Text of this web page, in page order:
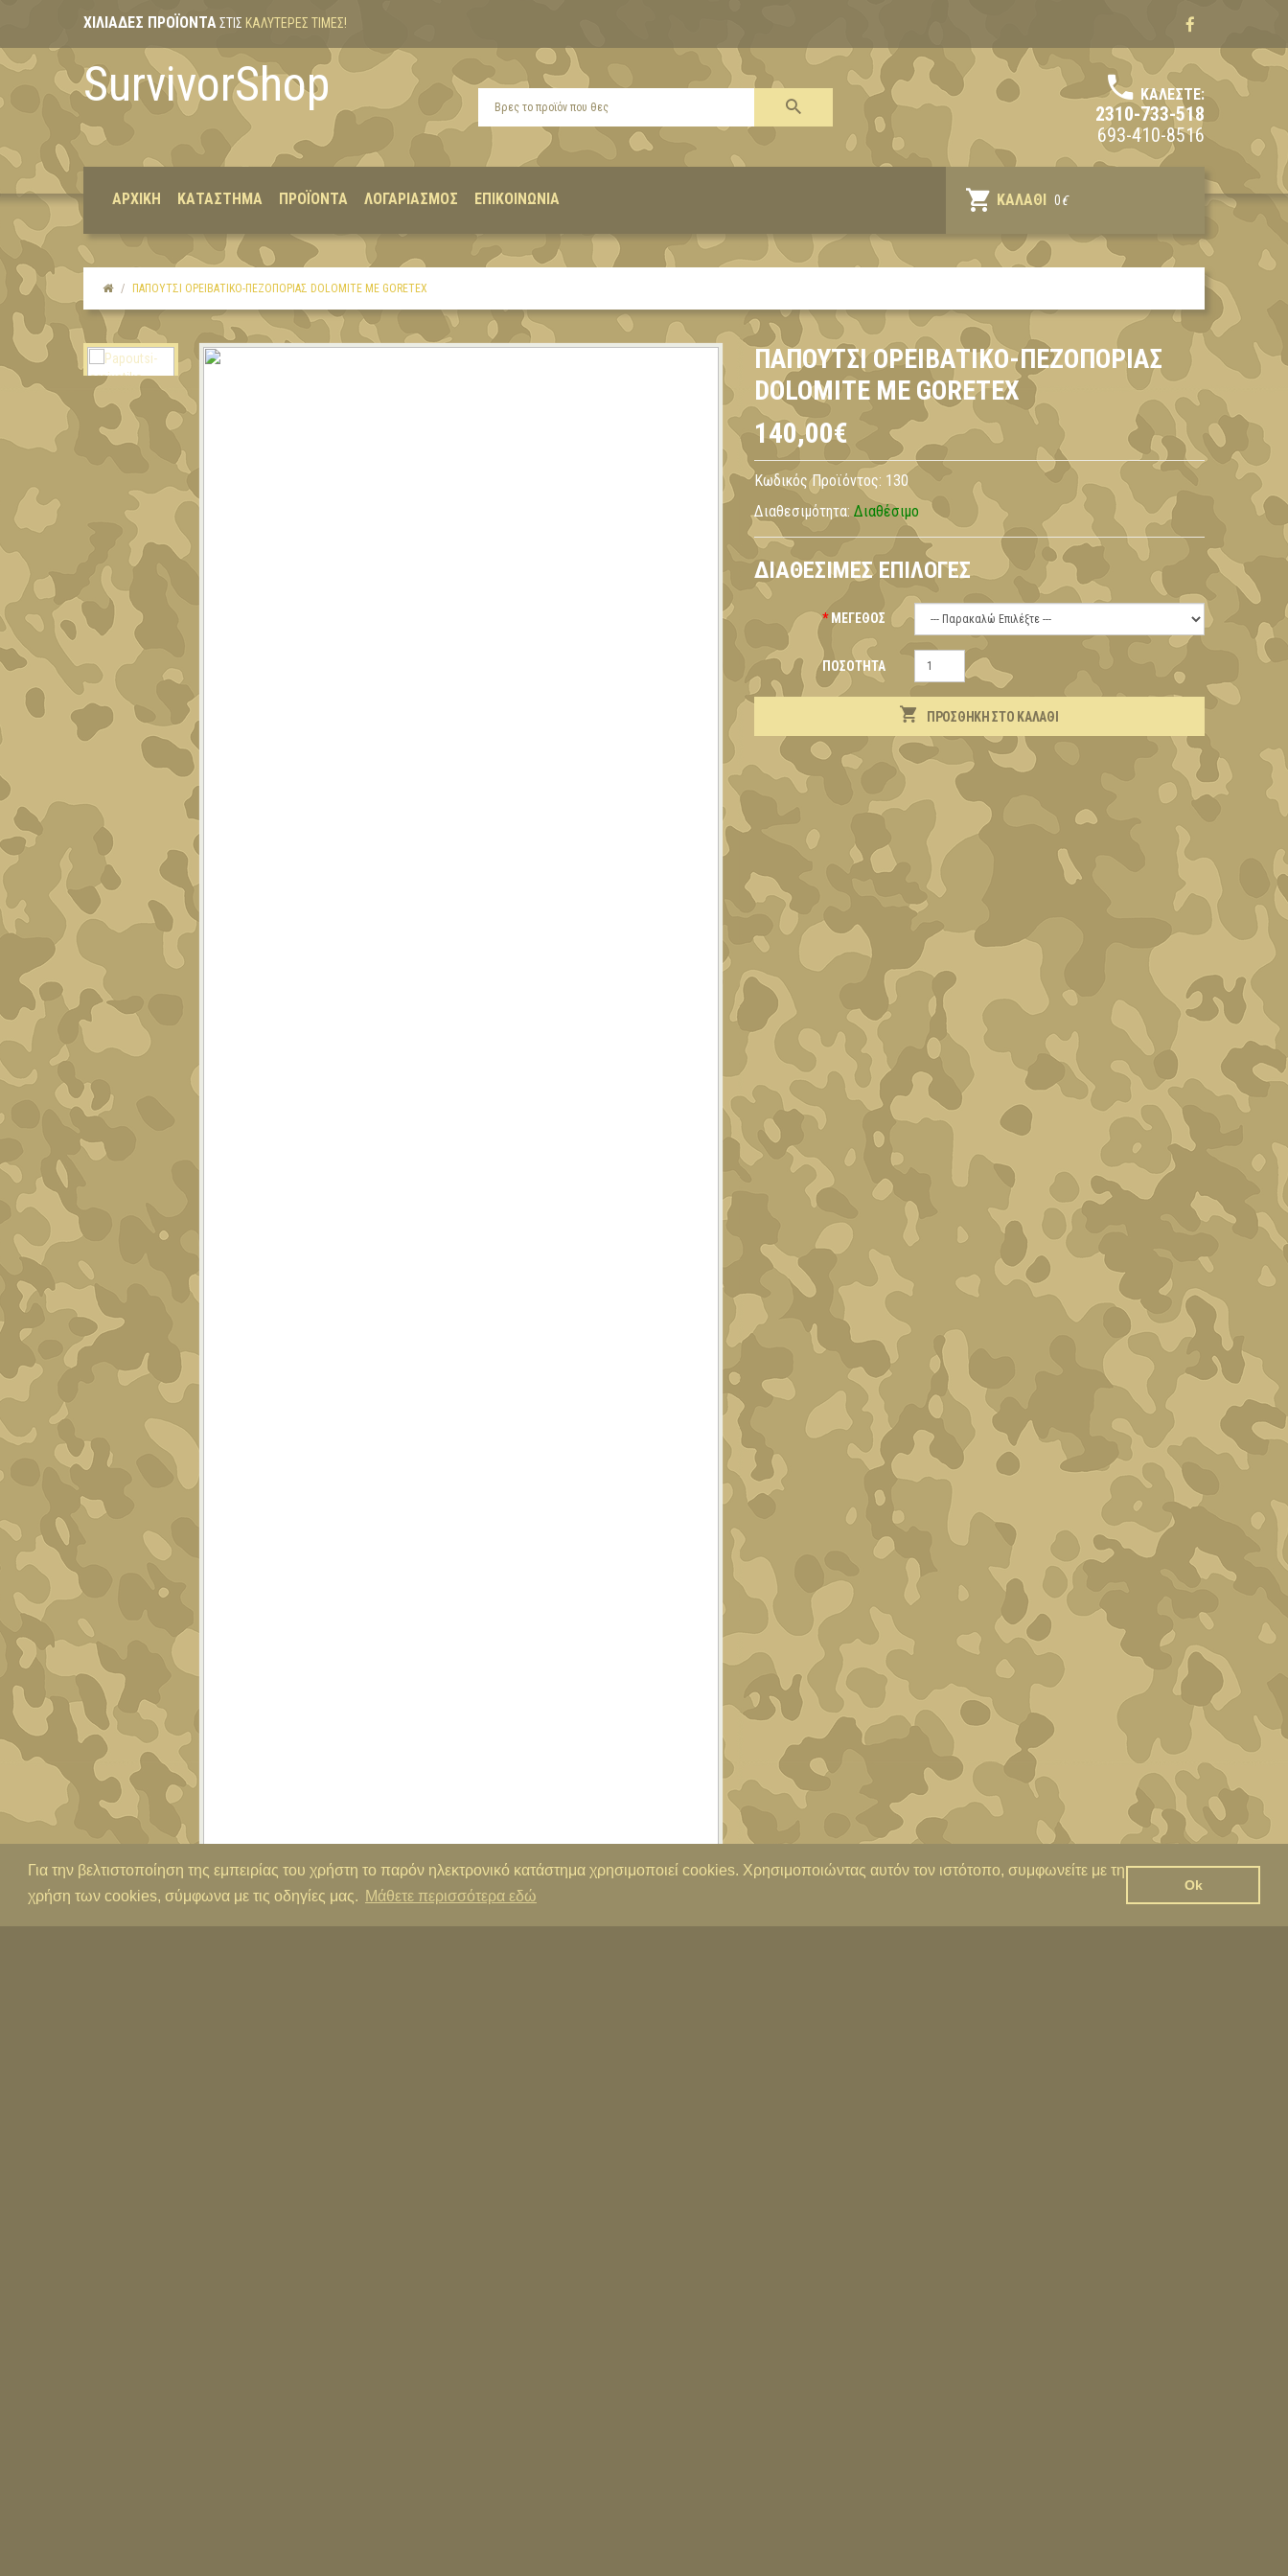
Για την βελτιστοποίηση της εμπειρίας του χρήστη το παρόν ηλεκτρονικό κατάστημα χρησιμοποιεί cookies. Χρησιμοποιώντας αυτόν τον ιστότοπο, συμφωνείτε με τη
χρήση των cookies, σύμφωνα με τις οδηγίες μας. Μάθετε περισσότερα εδώ
Ok
ΧΙΛΙΆΔΕΣ ΠΡΟΪΌΝΤΑΣΤΙΣ ΚΑΛΎΤΕΡΕΣ ΤΙΜΈΣ!
SurvivorShop ΚΑΛΈΣΤΕ:
2310-733-518
693-410-8516
ΚΑΛΆΘΙ 0€
ΑΡΧΙΚΉ ΚΑΤΆΣΤΗΜΑ ΠΡΟΪΌΝΤΑ ΛΟΓΑΡΙΑΣΜΌΣ ΕΠΙΚΟΙΝΩΝΊΑ
ΠΑΠΟΎΤΣΙ ΟΡΕΙΒΑΤΙΚΌ-ΠΕΖΟΠΟΡΊΑΣ DOLOMITE ΜΕ GORETEX
ΠΑΠΟΎΤΣΙ ΟΡΕΙΒΑΤΙΚΌ-ΠΕΖΟΠΟΡΊΑΣ
DOLOMITE ΜΕ GORETEX
140,00€
Κωδικός Προϊόντος: 130
Διαθεσιμότητα: Διαθέσιμο
ΔΙΑΘΈΣΙΜΕΣ ΕΠΙΛΟΓΈΣ
ΜΈΓΕΘΟΣ
ΠΟΣΌΤΗΤΑ
ΠΡΟΣΘΉΚΗ ΣΤΟ ΚΑΛΆΘΙ